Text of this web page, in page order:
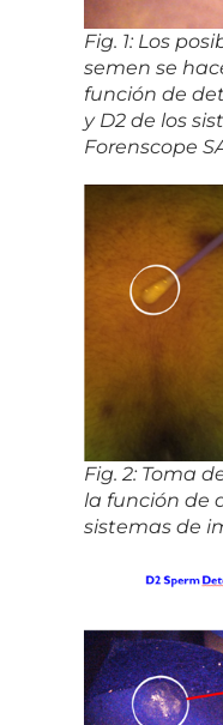
Fig. 1: Los
semen se
función de
y D2 de los
Forenscope
Fig. 2: Toma
la función de
sistemas de